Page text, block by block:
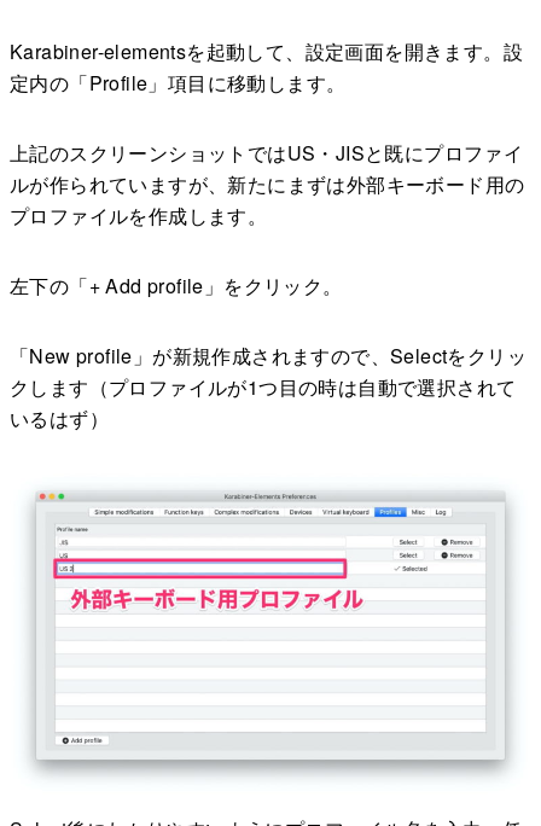
Karabiner-elementsを起動して、設定画面を開きます。設
定内の「Profile」項目に移動します。
上記のスクリーンショットではUS・JISと既にプロファイ
ルが作られていますが、新たにまずは外部キーボード用の
プロファイルを作成します。
左下の「+ Add profile」をクリック。
「New profile」が新規作成されますので、Selectをクリッ
クします（プロファイルが1つ目の時は自動で選択されて
いるはず）